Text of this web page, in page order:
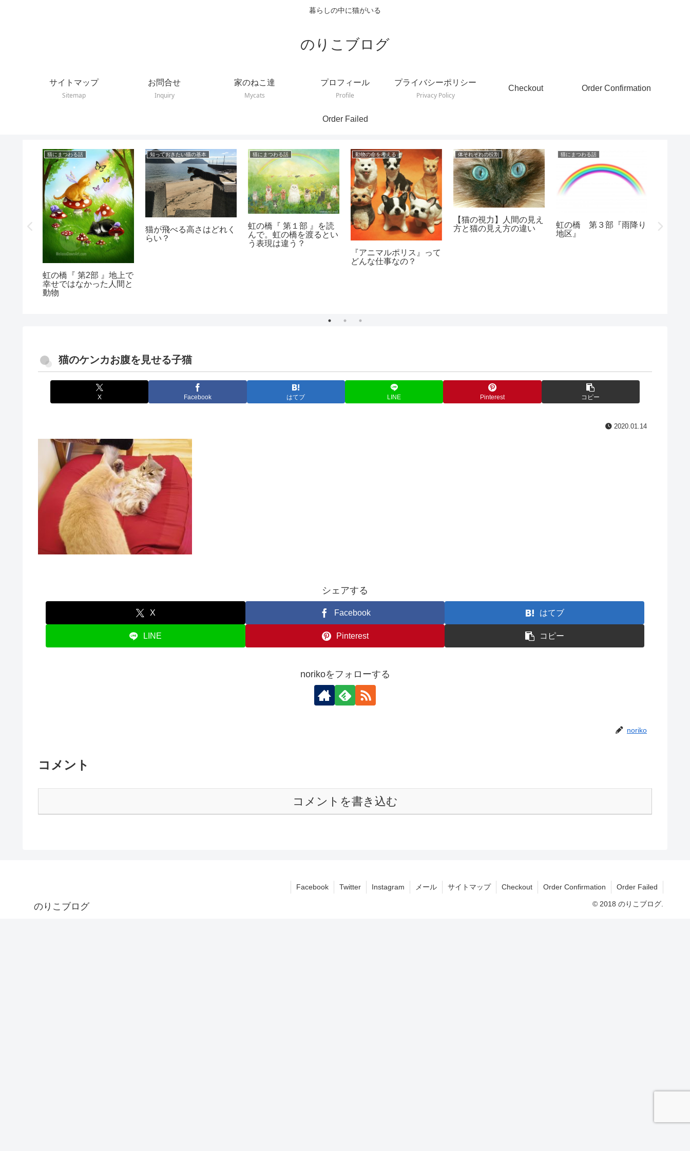
暮らしの中に猫がいる
のりこブログ
サイトマップ
Sitemap
お問合せ
Inquiry
家のねこ達
Mycats
プロフィール
Profile
プライバシーポリシー
Privacy Policy
Checkout Order Confirmation
Order Failed
猫にまつわる話
虹の橋『 第2部 』地上で
幸せではなかった人間と
動物
知っておきたい猫の基本
猫が飛べる高さはどれく
らい？
猫にまつわる話
虹の橋『 第１部 』を読
んで。虹の橋を渡るとい
う表現は違う？
動物の命を考える
『アニマルポリス』って
どんな仕事なの？
体それぞれの役割
【猫の視力】人間の見え
方と猫の見え方の違い
猫にまつわる話
虹の橋 第３部『雨降り
地区』
『いの
猫のケンカお腹を見せる子猫
X Facebook はてブ LINE Pinterest コピー
2020.01.14
シェアする
X Facebook はてブ
LINE Pinterest コピー
norikoをフォローする
noriko
コメント
コメントを書き込む
のりこブログ
Facebook Twitter Instagram メール サイトマップ Checkout Order Confirmation Order Failed
© 2018 のりこブログ.